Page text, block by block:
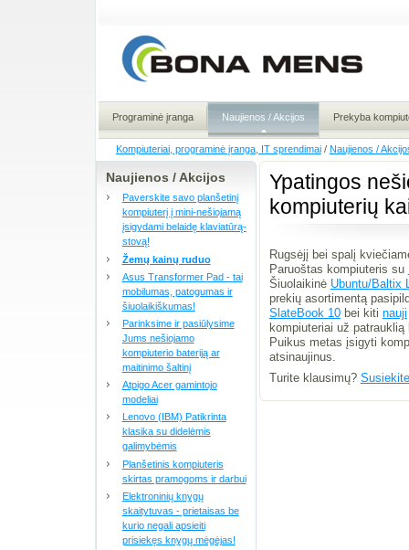
Programinė įranga Naujienos / Akcijos Prekyba
Kompiuteriai, programinė įranga, IT sprendimai / Naujienos /
Naujienos / Akcijos
Paverskite savo planšetinį
kompiuterį į mini-nešiojamą
įsigydami belaidę klaviatūrą-
stovą!
Žemų kainų ruduo
Asus Transformer Pad - tai
mobilumas, patogumas ir
šiuolaikiškumas!
Parinksime ir pasiūlysime
Jums nešiojamo
kompiuterio bateriją ar
maitinimo šaltinį
Atpigo Acer gamintojo
modeliai
Lenovo (IBM) Patikrinta
klasika su didelėmis
galimybėmis
Planšetinis kompiuteris
skirtas pramogoms ir darbui
Elektroninių knygų
skaitytuvas - prietaisas be
kurio negali apsieiti
prisiekęs knygų mėgėjas!
Ypatingos
kompiuterių
Rugsėjį bei spalį
Paruoštas kompiuteris su
Šiuolaikinė Ubuntu/Baltix
prekių asortimentą
SlateBook 10bei kiti nauji
kompiuteriai už patrauklią
Puikus metas įsigyti
atsinaujinus.
Turite klausimų?